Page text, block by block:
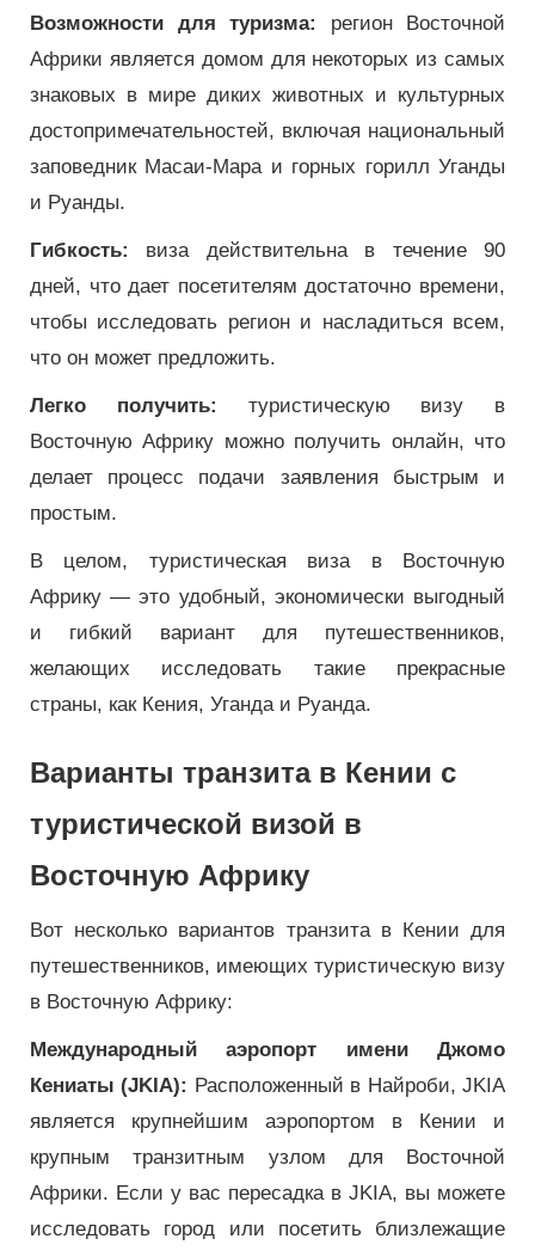
Возможности для туризма: регион Восточной
Африки является домом для некоторых из самых
знаковых в мире диких животных и культурных
достопримечательностей, включая национальный
заповедник Масаи-Мара и горных горилл Уганды
и Руанды.
Гибкость: виза действительна в течение 90
дней, что дает посетителям достаточно времени,
чтобы исследовать регион и насладиться всем,
что он может предложить.
Легко получить: туристическую визу в
Восточную Африку можно получить онлайн, что
делает процесс подачи заявления быстрым и
простым.
В целом, туристическая виза в Восточную
Африку — это удобный, экономически выгодный
и гибкий вариант для путешественников,
желающих исследовать такие прекрасные
страны, как Кения, Уганда и Руанда.
Варианты транзита в Кении с
туристической визой в
Восточную Африку
Вот несколько вариантов транзита в Кении для
путешественников, имеющих туристическую визу
в Восточную Африку:
Международный аэропорт имени Джомо
Кениаты (JKIA): Расположенный в Найроби, JKIA
является крупнейшим аэропортом в Кении и
крупным транзитным узлом для Восточной
Африки. Если у вас пересадка в JKIA, вы можете
исследовать город или посетить близлежащие